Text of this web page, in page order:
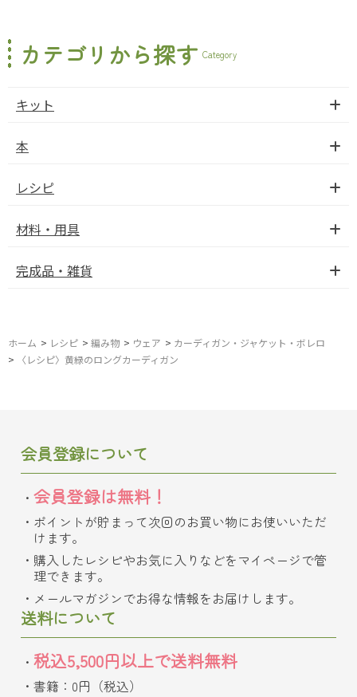
カテゴリから探す Category
キット
本
レシピ
材料・用具
完成品・雑貨
ホーム > レシピ > 編み物 > ウェア > カーディガン・ジャケット・ボレロ
>
〈レシピ〉黄緑のロングカーディガン
会員登録について
会員登録は無料！
ポイントが貯まって次回のお買い物にお使いいただ
けます。
購入したレシピやお気に入りなどをマイページで管
理できます。
メールマガジンでお得な情報をお届けします。
送料について
税込5,500円以上で送料無料
書籍：0円（税込）